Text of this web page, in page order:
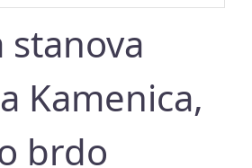
stanova
Kamenica,
brdo